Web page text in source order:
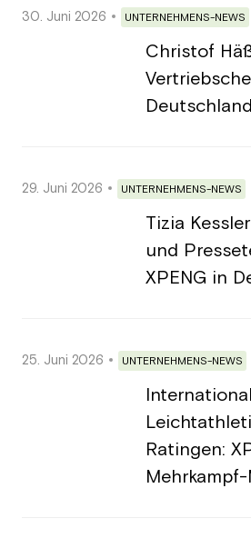
30. Juni 2026 UNTERNEHMENS-NEWS
Christof
Deutschland
29. Juni 2026 UNTERNEHMENS-NEWS
Tizia
und
XPENG in
25. Juni 2026 UNTERNEHMENS-NEWS
Ratingen: